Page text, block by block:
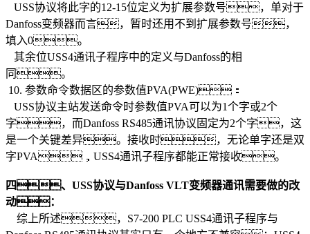
USS协议将此字的12-15位定义为扩展参数号，单对于
Danfoss变频器而言，暂时还用不到扩展参数号，
填入0。
其余位USS4通讯子程序中的定义与Danfoss的相
同。
10. 参数命令数据区的参数值PVA(PWE)：
USS协议主站发送命令时参数值PVA可以为1个字或2个
字，而Danfoss RS485通讯协议固定为2个字，这
是一个关键差异。接收时，无论单字还是双
字PVA，USS4通讯子程序都能正常接收。
四、 USS协议与Danfoss VLT变频器通讯需要做的改
动：
综上所述，S7-200 PLC USS4通讯子程序与